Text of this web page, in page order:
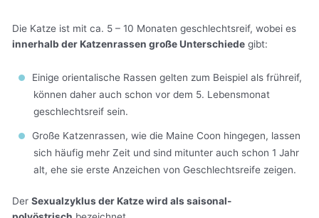
Die Katze ist mit ca. 5 – 10 Monaten geschlechtsreif, wobei es
innerhalb der Katzenrassen große Unterschiede gibt:
Einige orientalische Rassen gelten zum Beispiel als frühreif,
können daher auch schon vor dem 5. Lebensmonat
geschlechtsreif sein.
Große Katzenrassen, wie die Maine Coon hingegen, lassen
sich häufig mehr Zeit und sind mitunter auch schon 1 Jahr
alt, ehe sie erste Anzeichen von Geschlechtsreife zeigen.
DerSexualzyklus der Katze wird als saisonal-